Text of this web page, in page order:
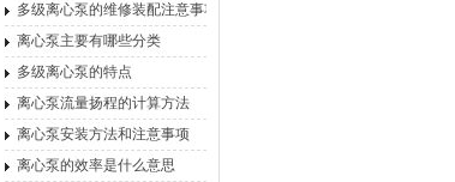
多级离心泵的维修装配注意事项
离心泵主要有哪些分类
多级离心泵的特点
离心泵流量扬程的计算方法
离心泵安装方法和注意事项
离心泵的效率是什么意思